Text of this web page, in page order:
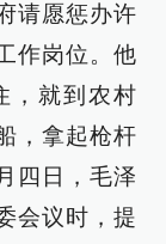
请愿惩办许
作岗位。他
，就到农村
，拿起枪杆
四日，毛泽
会议时，提